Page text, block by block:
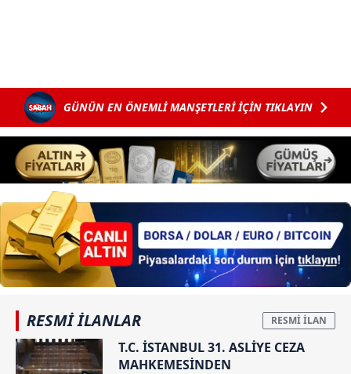
GÜNÜN EN ÖNEMLİ MANŞETLERİ İÇİN TIKLAYIN
RESMİ İLANLAR
T.C. İSTANBUL 31. ASLİYE CEZA
MAHKEMESİNDEN